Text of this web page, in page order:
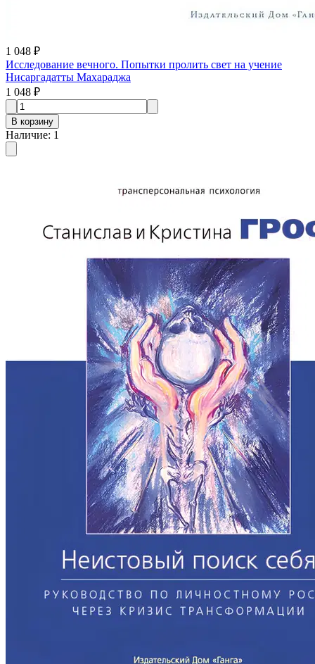
1 048 ₽
Исследование вечного. Попытки пролить свет на учение
Нисаргадатты Махараджа
1 048 ₽
В корзину
Наличие: 1